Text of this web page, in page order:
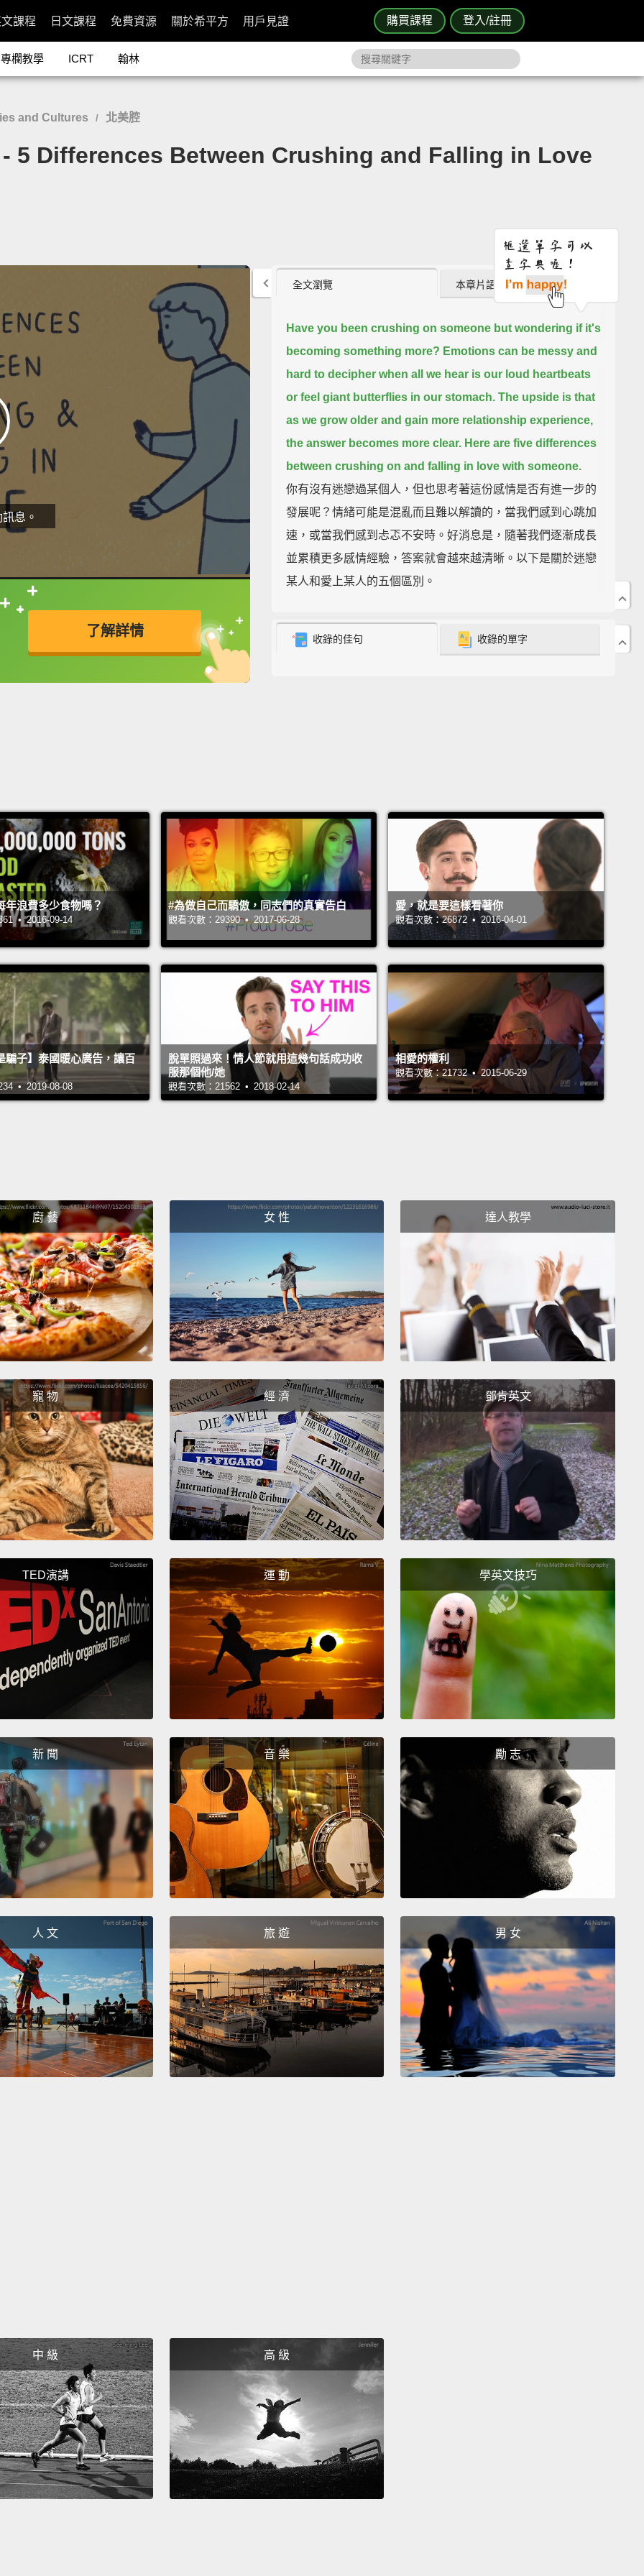
購買課程 登入/註冊
課程 日文課程 免費資源 關於希平方 用戶見證
專欄教學 ICRT 翰林
and Cultures / 北美腔
- 5 Differences Between Crushing and Falling in Love
息。
了解詳情
接查字典喔！
英
全文瀏覽 本章片語 (3)
Have you been crushing on someone but wondering if it's
becoming something more? Emotions can be messy and
hard to decipher when all we hear is our loud heartbeats
or feel giant butterflies in our stomach. The upside is that
as we grow older and gain more relationship experience,
the answer becomes more clear. Here are five differences
between crushing on and falling in love with someone.
你有沒有迷戀過某個人，但也思考著這份感情是否有進一步的
發展呢？情緒可能是混亂而且難以解讀的，當我們感到心跳加
速，或當我們感到忐忑不安時。好消息是，隨著我們逐漸成長
並累積更多感情經驗，答案就會越來越清晰。以下是關於迷戀
某人和愛上某人的五個區別。
When you first develop a crush on someone,
when we least expect it.
一：迷戀發展迅速，而愛會隨著時間增長。當你一開始對某人
產生迷戀時，可能會感覺很有趣、曖昧和興奮。這就跟與火共
舞很像，但這種感覺不會一直持續。另一方面，愛需要時間培
養。它需要耐心、理解和努力。當我們迷戀某人時，會有一種
巨大的腎上腺素刺激著我們的胸腔。然而，愛讓我們找到內心
的平靜。它更加寧靜－－甚至有一點微妙，而且會在我們毫無
防備的時候悄悄出現。
Two: A crush forms from the basics, while love thrives
from deep connections. Have you ever liked someone
because they shared the same interests as you?
A crush
forms from basic information like that.
Maybe the two of
hobbies and picture-perfect Kodak moments.
It's sharing
secrets, and sometimes it means confronting the past
and mending together.
二：迷戀會從基本、表面的事物產生而愛則是從深層的連結中
茁壯。你有沒有曾經因為某個人跟你有共同的興趣而喜歡上他
呢？迷戀就是從那樣的基本資訊中產生。可能你們兩個喜歡一
樣的顏色，或是你們可以一起將某部電影的台詞從頭到尾背出
展現脆弱並讓我們跨越那些閒聊－－興趣和值得用照片留念的
美好回憶。愛在於分享祕密，有時候也意味著面對過去並一起
療傷。
Three: A crush might feel insecure, while love stems from
trust. Crushing on someone can leave you feeling
insecure when you compare yourself to others.
But love
is built on the foundation of trust. When you love
someone, you feel at ease with them.
You are neither
possessive nor jealous.
Love teaches us to let go of our
fears, whereas crushing on someone allows them to
linger.
三：迷戀可能會使人沒安全感，愛則是出於信任。當我們迷戀
某人時，會因為與其他人的比較而感到不安。但愛是建立在信
任的基礎上。當你愛著某人時，會覺得和他相處很自在。你既
恐懼一直徘徊。
Four: A crush feels new, while love feels familiar. When
you crush on someone, it often feels fresh and young.
But as you get to know someone better, love forms,
making you enter rooms that feel familiar.
It's like being
with your best friend—
someone who knows you inside
and out; perhaps better than you may know yourself.
When you're crushing on someone, you're too shy to
even make it past the welcome mat.
四：迷戀令人感到新鮮，而愛則令人感到熟悉。當你迷戀某人
時，常常會感到新奇。但隨著你越來越了解一個人，愛就會滋
長，帶你進入熟悉的氛圍。這就像跟你最好的朋友相處一樣－
－一個從內而外懂你的人；或許可能比你還要了解自己。當你
在迷戀某人時，甚至會害羞到連上前打招呼都不敢。
成長。你會學習如何展現脆弱、如何妥協以及如何與他人成
長。它不僅僅是一個感覺，而是一場會改變人生的經歷。
Do you think you're crushing or falling in love with
someone?
Also, don't forget to subscribe to our channel for more
helpful tips, and share this video with others.
help, we can reach more people and provide our support.
收錄的佳句 收錄的單字
年浪費多少食物嗎？
• 2016-09-14
#為做自己而驕傲，同志們的真實告白
觀看次數：29390 • 2017-06-28
愛，就是要這樣看著你
觀看次數：26872 • 2016-04-01
騙子】泰國暖心廣告，讓百
• 2019-08-08
脫單照過來！情人節就用這幾句話成功收
服那個他/她
觀看次數：21562 • 2018-02-14
相愛的權利
觀看次數：21732 • 2015-06-29
廚 藝 女 性 達人教學
寵 物 經 濟 鄧肯英文
TED演講 運 動 學英文技巧
新 聞 音 樂 勵 志
人 文 旅 遊 男 女
中 級 高 級